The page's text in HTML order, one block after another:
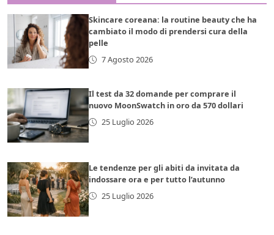
Skincare coreana: la routine beauty che ha
cambiato il modo di prendersi cura della
pelle
7 Agosto 2026
Il test da 32 domande per comprare il
nuovo MoonSwatch in oro da 570 dollari
25 Luglio 2026
Le tendenze per gli abiti da invitata da
indossare ora e per tutto l’autunno
25 Luglio 2026